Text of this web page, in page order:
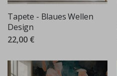
Tapete - Blaues Wellen
Design
22,00 €